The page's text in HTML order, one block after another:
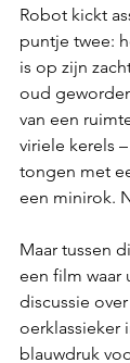
Robot kickt
puntje twee:
is op zijn
oud
van een
viriele kerels
tongen met
een minirok.
Maar tussen
een film waar
discussie
oerklassieker
blauwdruk